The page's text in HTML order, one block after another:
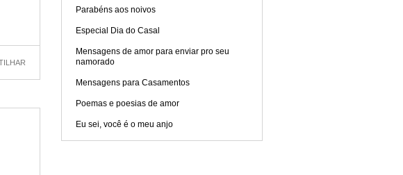
Parabéns aos noivos
Especial Dia do Casal
Mensagens de amor para enviar pro seu
namorado
Mensagens para Casamentos
Poemas e poesias de amor
Eu sei, você é o meu anjo